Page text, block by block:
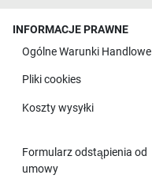
INFORMACJE PRAWNE
Ogólne Warunki Handlowe
Pliki cookies
Koszty wysyłki
Formularz odstąpienia od
umowy